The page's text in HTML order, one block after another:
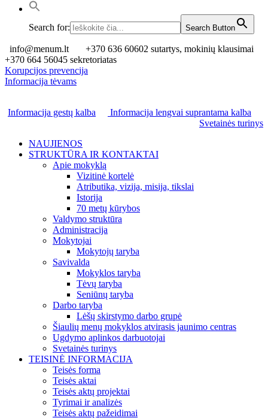
Search for: Search Button
info@menum.lt
+370 636 60602 sutartys, mokinių klausimai
+370 664 56045 sekretoriatas
Korupcijos prevencija
Informacija tėvams
Informacija gestų kalba
Informacija lengvai suprantama kalba
Svetainės turinys
NAUJIENOS
STRUKTŪRA IR KONTAKTAI
Apie mokyklą
Vizitinė kortelė
Atributika, vizija, misija, tikslai
Istorija
70 metų kūrybos
Valdymo struktūra
Administracija
Mokytojai
Mokytojų taryba
Savivalda
Mokyklos taryba
Tėvų taryba
Seniūnų taryba
Darbo taryba
Lėšų skirstymo darbo grupė
Šiaulių menų mokyklos atvirasis jaunimo centras
Ugdymo aplinkos darbuotojai
Svetainės turinys
TEISINĖ INFORMACIJA
Teisės forma
Teisės aktai
Teisės aktų projektai
Tyrimai ir analizės
Teisės aktų pažeidimai